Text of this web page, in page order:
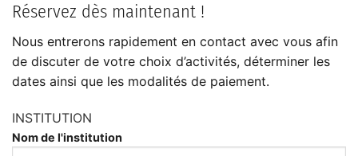
Réservez dès maintenant !
Nous entrerons rapidement en contact avec vous afin
de discuter de votre choix d’activités, déterminer les
dates ainsi que les modalités de paiement.
INSTITUTION
Nom de l'institution